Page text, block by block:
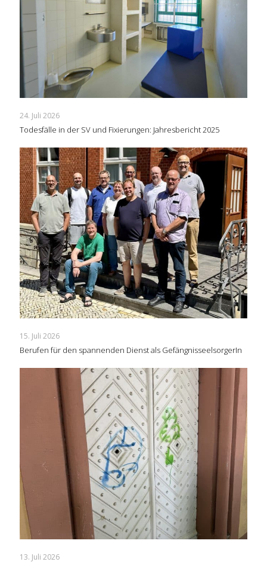
24. Juli 2026
Todesfälle in der SV und Fixierungen: Jahresbericht 2025
15. Juli 2026
Berufen für den spannenden Dienst als GefängnisseelsorgerIn
13. Juli 2026